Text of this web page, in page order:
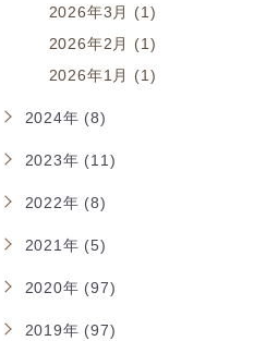
2026年3月 (1)
2026年2月 (1)
2026年1月 (1)
2024年 (8)
2023年 (11)
2022年 (8)
2021年 (5)
2020年 (97)
2019年 (97)